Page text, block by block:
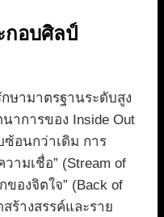
กอบศิลป์
ษามาตรฐานระดับสูง
าการของ Inside Out
อนกว่าเดิม การ
ามเชื่อ” (Stream of
ของจิตใจ” (Back of
ร้างสรรค์และราย